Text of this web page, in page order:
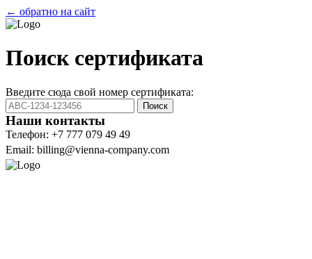
← обратно на сайт
Поиск сертификата
Введите сюда свой номер сертификата:
Поиск
Наши контакты
Телефон: +7 777 079 49 49
Email: billing@vienna-company.com